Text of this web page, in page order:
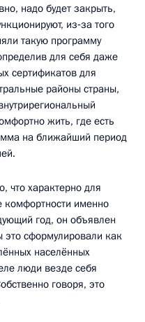
надо будет закрыть,
из‑за того
такую программу
для себя даже
сертификатов для
районы страны,
жить, где есть
на ближайший период
что характерно для
комфортности именно
год, он объявлен
это сформулировали как
населённых
люди везде себя
говоря, это